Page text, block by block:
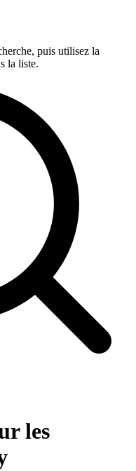
puis utilisez la
la liste.
les